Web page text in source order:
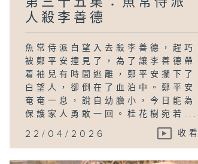
人殺李善德
魚常侍派白望入去殺李善德，趕巧
被鄭平安撞見了，為了讓李善德帶
着袖兒有時間逃離，鄭平安攔下了
白望人，卻倒在了血泊中。鄭平安
奄奄一息，說自幼膽小，今日能為
保護家人勇敢一回。桂花樹宛若...
22/04/2026 收看